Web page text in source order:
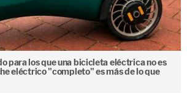
para los que una bicicleta eléctrica no es
eléctrico "completo" es más de lo que